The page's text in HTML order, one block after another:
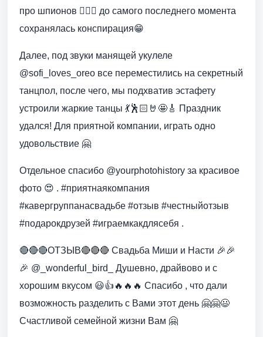
про шпионов 🕵🏻‍♂️ до самого последнего момента
сохранялась конспирация😁
Далее, под звуки манящей укулеле
@sofi_loves_oreo все переместились на секретный
танцпол, после чего, мы подхватив эстафету
устроили жаркие танцы 💃🕺🏻🤘🤩🎸 Праздник
удался! Для приятной компании, играть одно
удовольствие 🤗
Отдельное спасибо @yourphotohistory за красивое
фото 😍 . #приятнаякомпания
#кавергруппанасвадьбе #отзыв #честныйотзыв
#подарокдрузей #играемкакдлясебя .
🔴🔴🔴ОТЗЫВ🔴🔴🔴 Свадьба Миши и Насти 🎉🎉
🎉 @_wonderful_bird_ Душевно, драйвово и с
хорошим вкусом 😃👍🔥🔥🔥 Спасибо , что дали
возможность разделить с Вами этот день 🤗🤗😃
Счастливой семейной жизни Вам 🤗